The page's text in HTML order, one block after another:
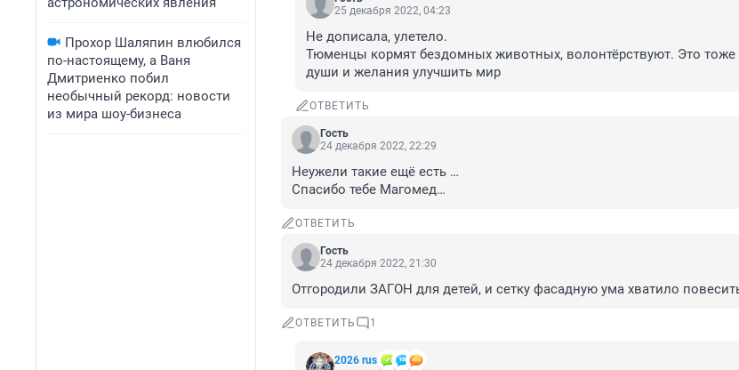
Прохор Шаляпин влюбился
по-настоящему, а Ваня
Дмитриенко побил
необычный рекорд: новости
из мира шоу-бизнеса
25 декабря 2022, 04:23
Не дописала, улетело.
Тюменцы кормят бездомных животных, волонтёрствуют. Это тоже
души и желания улучшить мир
ОТВЕТИТЬ
Гость
24 декабря 2022, 22:29
Неужели такие ещё есть …
Спасибо тебе Магомед…
ОТВЕТИТЬ
Гость
24 декабря 2022, 21:30
Отгородили ЗАГОН для детей, и сетку фасадную ума хватило
ОТВЕТИТЬ 1
2026 rus